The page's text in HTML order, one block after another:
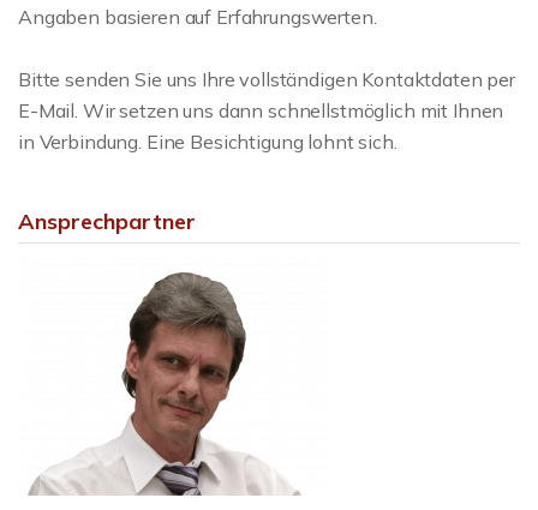
Angaben basieren auf Erfahrungswerten.
Bitte senden Sie uns Ihre vollständigen Kontaktdaten per
E-Mail. Wir setzen uns dann schnellstmöglich mit Ihnen
in Verbindung. Eine Besichtigung lohnt sich.
Ansprechpartner